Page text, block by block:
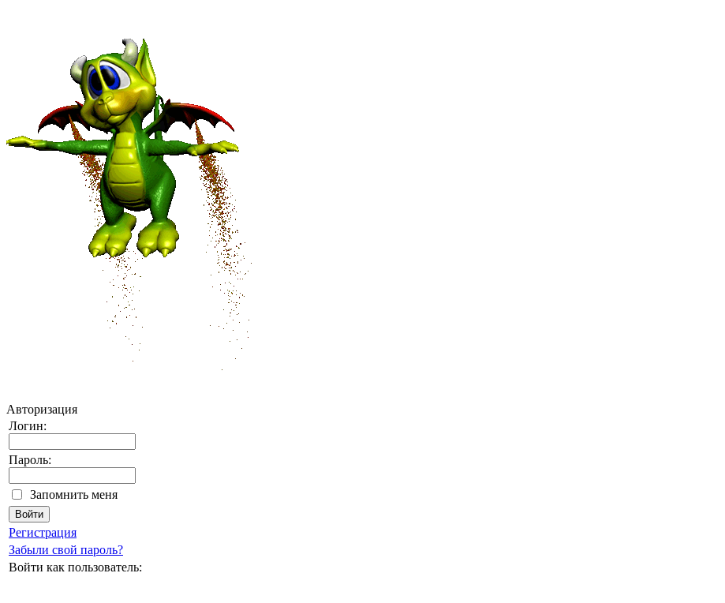
Авторизация
Логин:
Пароль:
Запомнить меня
Регистрация
Забыли свой пароль?
Войти как пользователь: